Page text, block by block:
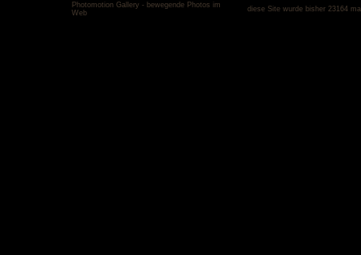
Photomotion Gallery - bewegende Photos im
Web
diese Site wurde bisher 23164